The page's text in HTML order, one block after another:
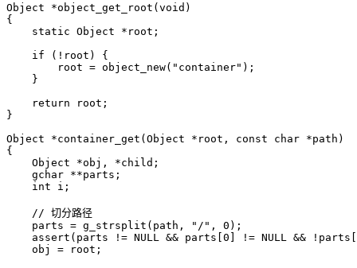
Object *object_get_root(void)
{
    static Object *root;
    if (!root) {
        root = object_new("container");
    }
    return root;
}
Object *container_get(Object *root, const char *path)
{
    Object *obj, *child;
    gchar **parts;
    int i;
    // 切分路径
    parts = g_strsplit(path, "/", 0);
assert(parts != NULL && parts[0] != NULL &&
    obj = root;